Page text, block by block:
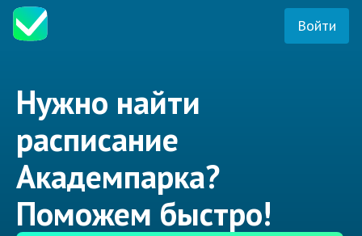
Войти
Нужно найти
расписание
Академпарка?
Поможем быстро!